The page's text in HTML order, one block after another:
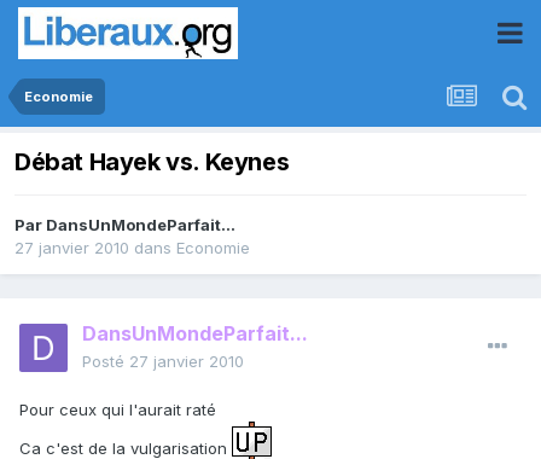
Economie
Débat Hayek vs. Keynes
Par DansUnMondeParfait...
27 janvier 2010 dans Economie
DansUnMondeParfait...
Posté 27 janvier 2010
Pour ceux qui l'aurait raté
Ca c'est de la vulgarisation